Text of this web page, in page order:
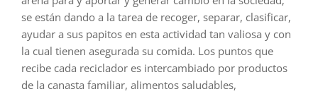
se están dando a la tarea de recoger, separar, clasificar,
ayudar a sus papitos en esta actividad tan valiosa y con
la cual tienen asegurada su comida. Los puntos que
recibe cada reciclador es intercambiado por productos
de la canasta familiar, alimentos saludables,